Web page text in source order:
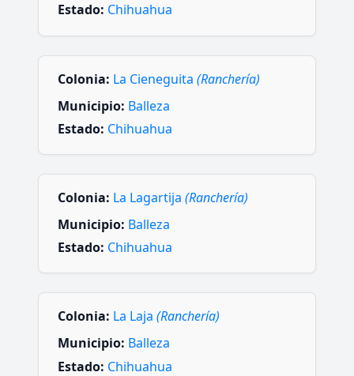
Estado: Chihuahua
Colonia: La Cieneguita (Ranchería)
Municipio: Balleza
Estado: Chihuahua
Colonia: La Lagartija (Ranchería)
Municipio: Balleza
Estado: Chihuahua
Colonia: La Laja (Ranchería)
Municipio: Balleza
Estado: Chihuahua